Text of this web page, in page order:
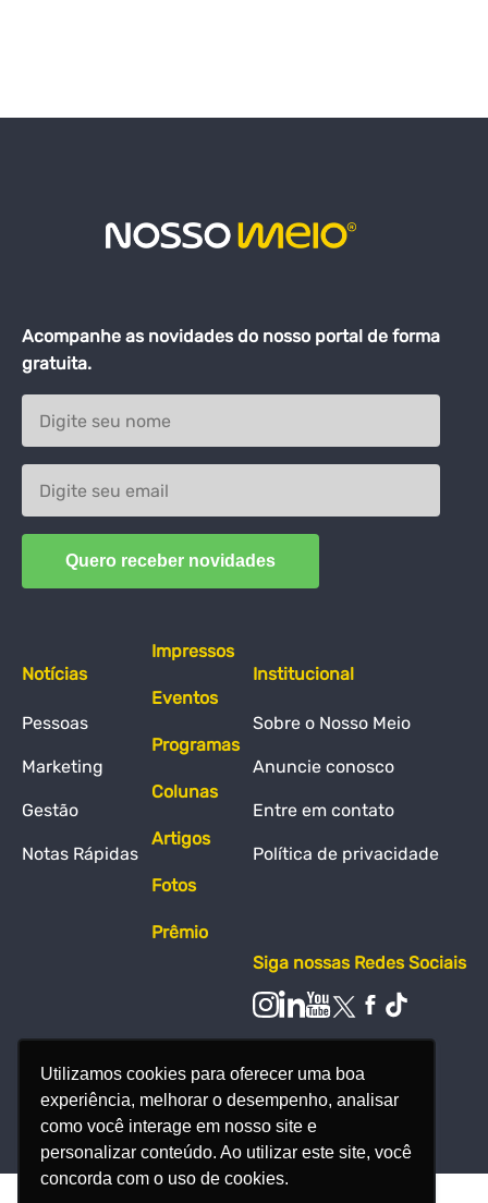
Utilizamos cookies para oferecer uma boa
experiência, melhorar o desempenho, analisar
como você interage em nosso site e
personalizar conteúdo. Ao utilizar este site, você
concorda com o uso de cookies.
Acompanhe as novidades do nosso portal de forma
gratuita.
Notícias
Pessoas
Marketing
Gestão
Notas Rápidas
Impressos
Eventos
Programas
Colunas
Artigos
Fotos
Prêmio
Institucional
Sobre o Nosso Meio
Anuncie conosco
Entre em contato
Política de privacidade
Siga nossas Redes Sociais